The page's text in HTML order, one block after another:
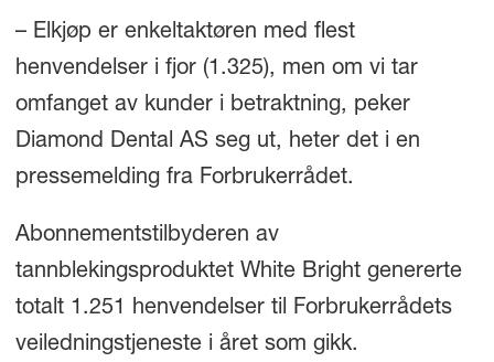
– Elkjøp er enkeltaktøren med flest
henvendelser i fjor (1.325), men om vi tar
omfanget av kunder i betraktning, peker
Diamond Dental AS seg ut, heter det i en
pressemelding fra Forbrukerrådet.
Abonnementstilbyderen av
tannblekingsproduktet White Bright genererte
totalt 1.251 henvendelser til Forbrukerrådets
veiledningstjeneste i året som gikk.